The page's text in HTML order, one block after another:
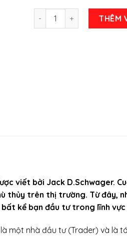
Những Phù Thủy Trên
THÊM
viết bởi Jack D.Schwager.
thủy trên thị trường. Từ đây,
kể bạn đầu tư trong lĩnh vực
một nhà đầu tư (Trader) và là